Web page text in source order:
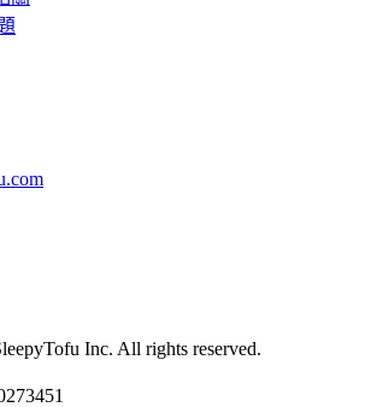
Inc. All rights reserved.